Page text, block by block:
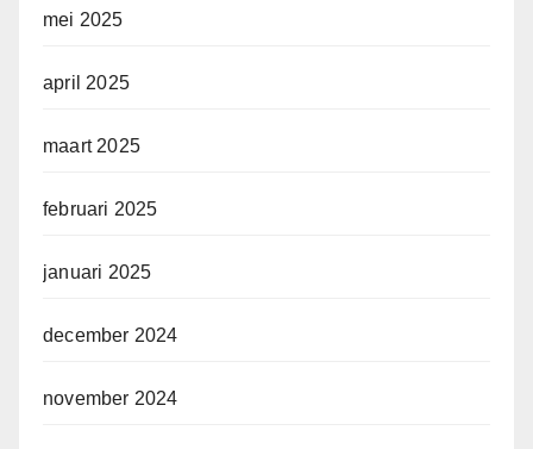
mei 2025
april 2025
maart 2025
februari 2025
januari 2025
december 2024
november 2024